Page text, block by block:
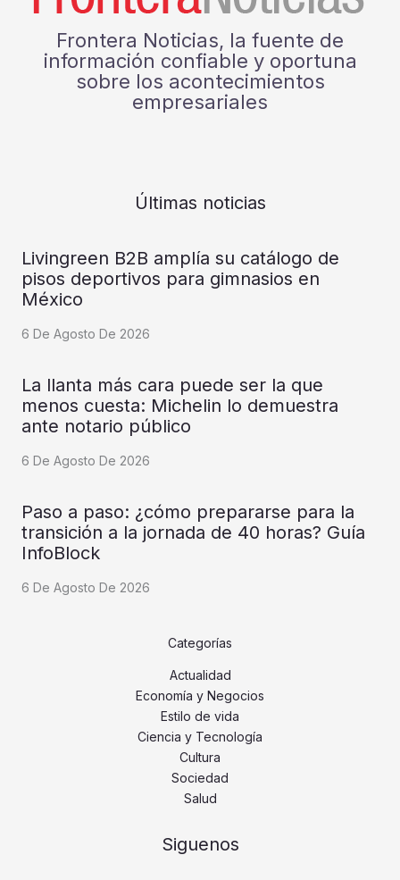
Frontera Noticias, la fuente de
información confiable y oportuna
sobre los acontecimientos
empresariales
Últimas noticias
Livingreen B2B amplía su catálogo de
pisos deportivos para gimnasios en
México
6 De Agosto De 2026
La llanta más cara puede ser la que
menos cuesta: Michelin lo demuestra
ante notario público
6 De Agosto De 2026
Paso a paso: ¿cómo prepararse para la
transición a la jornada de 40 horas? Guía
InfoBlock
6 De Agosto De 2026
Categorías
Actualidad
Economía y Negocios
Estilo de vida
Ciencia y Tecnología
Cultura
Sociedad
Salud
Siguenos